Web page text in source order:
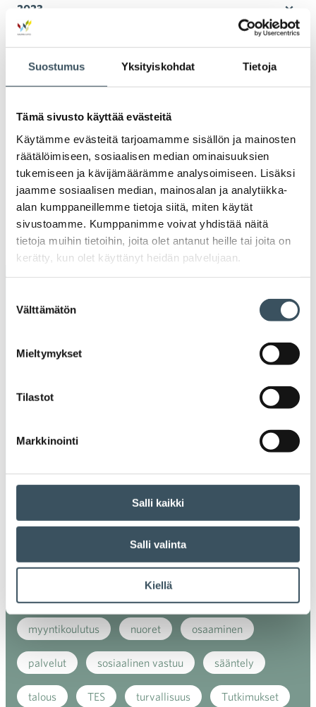
Suostumus Yksityiskohdat Tietoja
Tämä sivusto käyttää evästeitä
Käytämme evästeitä tarjoamamme sisällön ja mainosten
räätälöimiseen, sosiaalisen median ominaisuuksien
tukemiseen ja kävijämäärämme analysoimiseen. Lisäksi
jaamme sosiaalisen median, mainosalan ja analytiikka-
alan kumppaneillemme tietoja siitä, miten käytät
sivustoamme. Kumppanimme voivat yhdistää näitä
tietoja muihin tietoihin, joita olet antanut heille tai joita on
kerätty, kun olet käyttänyt heidän palvelujaan.
valinta
Välttämätön
Mieltymykset
Tilastot
Markkinointi
Salli kaikki
Salli valinta
Kiellä
2023
2022
2020
2019
2018
2017
digiostaminen digitalisaatio
energiatehokkuus
kiertotalous koronavirus koulutus
kuluttaja kuluttajat kuluttajien luottamus
myyntikoulutus nuoret osaaminen
palvelut sosiaalinen vastuu sääntely
talous TES turvallisuus Tutkimukset